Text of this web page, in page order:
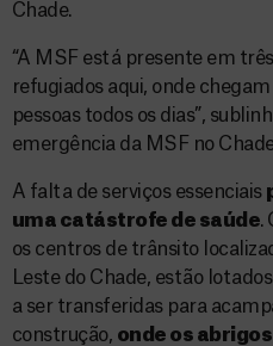
Chade.
“A MSF está presente em
refugiados aqui, onde
pessoas todos os dias”,
emergência da MSF no
A falta de serviços essenciais
uma catástrofe de saúde.
os centros de trânsito
Leste do Chade, estão
a ser transferidas para
construção, onde os